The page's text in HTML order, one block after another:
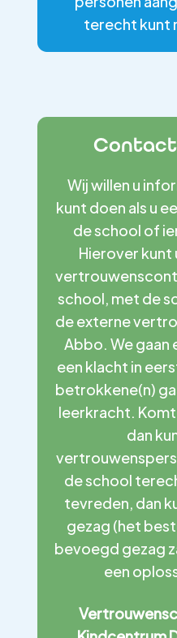
terecht kunt
Wij willen u
kunt doen als u
de school of
Hierover kunt
school, met de
de externe
Abbo. We gaan
een klacht in
betrokkene(n)
leerkracht. Komt
dan
de school
tevreden, dan
gezag (het
bevoegd gezag
een